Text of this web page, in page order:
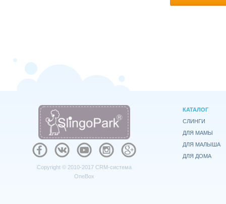
90I
90J(1)
90Е
95C(1)
95D(1)
95E(1)
Copyright © 2010-2017 CRM-система
OneBox
КАТАЛОГ
СЛИНГИ
ДЛЯ МАМЫ
ДЛЯ МАЛЫША
ДЛЯ ДОМА